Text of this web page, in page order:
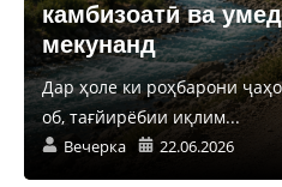
камбизоатӣ ва
мекунанд
Дар ҳоле ки роҳбарони
об, тағйирёбии иқлим...
Вечерка 22.06.2026